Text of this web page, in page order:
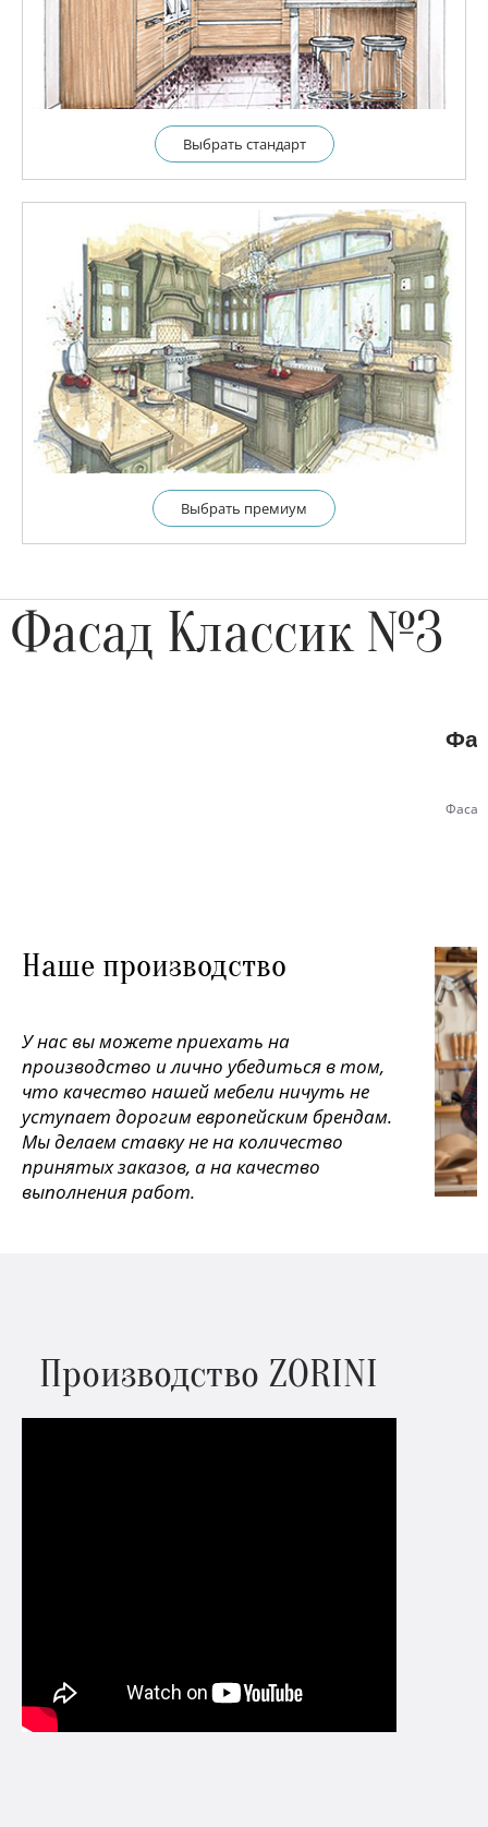
Выбрать cтандарт
Выбрать премиум
Фасад Классик №3
Наше производство
У нас вы можете приехать на
производство и лично убедиться в том,
что качество нашей мебели ничуть не
уступает дорогим европейским брендам.
Мы делаем ставку не на количество
принятых заказов, а на качество
выполнения работ.
Производство ZORINI